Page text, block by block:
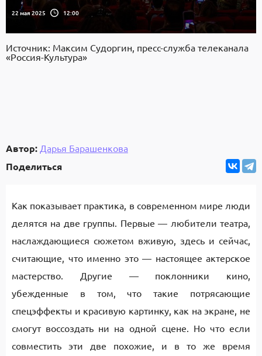
22 мая 2025 12:00
Источник: Максим Судоргин, пресс-служба телеканала
«Россия-Культура»
Автор: Дарья Барашенкова
Поделиться
Как показывает практика, в современном мире люди
делятся на две группы. Первые — любители театра,
наслаждающиеся сюжетом вживую, здесь и сейчас,
считающие, что именно это — настоящее актерское
мастерство. Другие — поклонники кино,
убежденные в том, что такие потрясающие
спецэффекты и красивую картинку, как на экране, не
смогут воссоздать ни на одной сцене. Но что если
совместить эти две похожие, и в то же время